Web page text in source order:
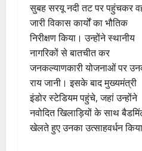
सुबह सरयू नदी तट पर पहुंचकर
जारी विकास कार्यों का भौतिक
निरीक्षण किया। उन्होंने स्थानीय
नागरिकों से बातचीत कर
जनकल्याणकारी योजनाओं पर
राय जानी। इसके बाद मुख्यमंत्री
इंडोर स्टेडियम पहुंचे, जहां उन्होंने
नवोदित खिलाड़ियों के साथ
खेलते हुए उनका उत्साहवर्धन